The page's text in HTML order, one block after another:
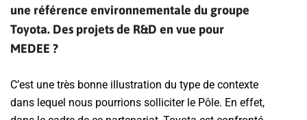
une référence environnementale du groupe
Toyota. Des projets de R&D en vue pour
MEDEE ?
C’est une très bonne illustration du type de contexte
dans lequel nous pourrions solliciter le Pôle. En effet,